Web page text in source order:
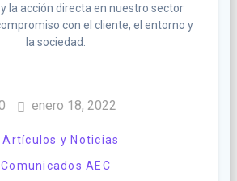
la acción directa en nuestro sector
con el cliente, el entorno y
la sociedad.
enero 18, 2022
Artículos y Noticias
Comunicados AEC